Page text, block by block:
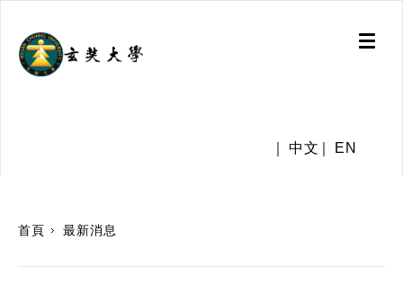
Toggle
中文 EN
首頁 最新消息